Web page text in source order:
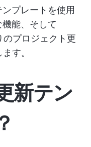
プレートを使用
能、そして
プロジェクト更
す。
新テン